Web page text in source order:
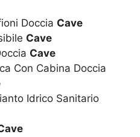
Doccia Cave
Cave
Cave
Con Cabina Doccia
Idrico Sanitario